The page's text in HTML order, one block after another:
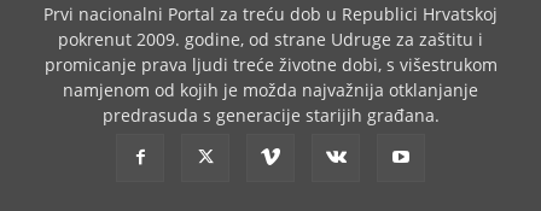
Prvi nacionalni Portal za treću dob u Republici Hrvatskoj
pokrenut 2009. godine, od strane Udruge za zaštitu i
promicanje prava ljudi treće životne dobi, s višestrukom
namjenom od kojih je možda najvažnija otklanjanje
predrasuda s generacije starijih građana.